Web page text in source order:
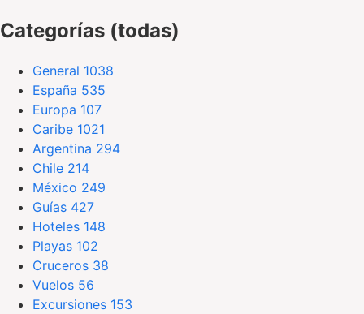
Categorías (todas)
General 1038
España 535
Europa 107
Caribe 1021
Argentina 294
Chile 214
México 249
Guías 427
Hoteles 148
Playas 102
Cruceros 38
Vuelos 56
Excursiones 153